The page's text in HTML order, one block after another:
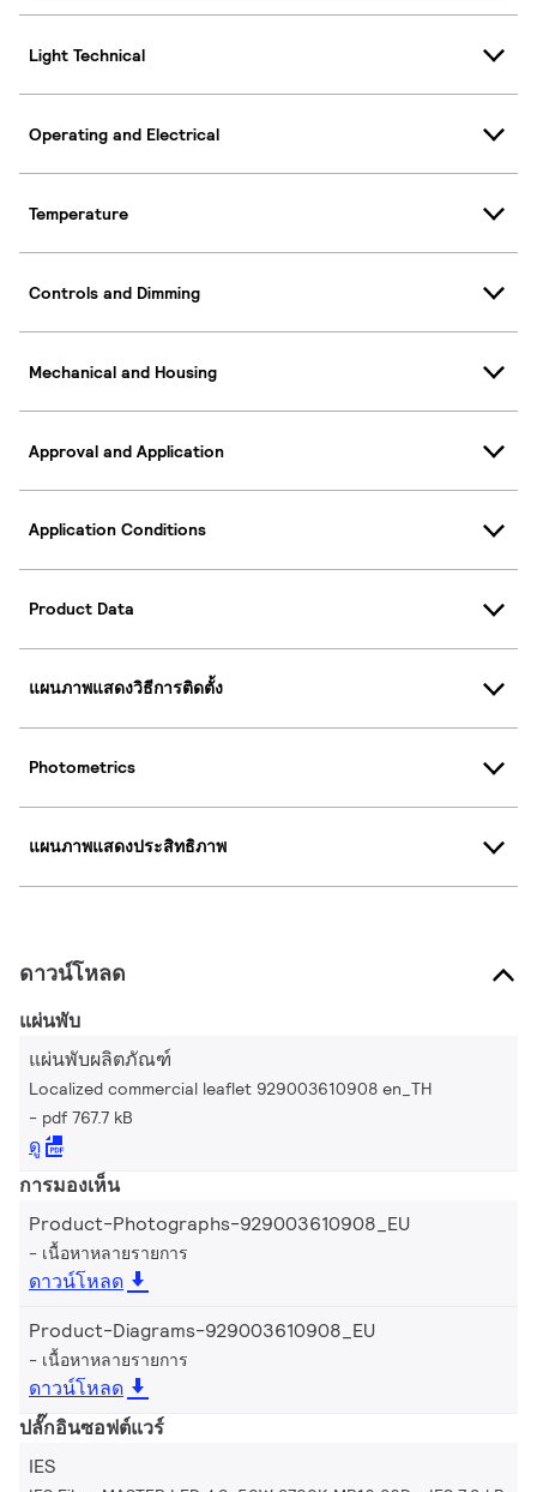
Light Technical
Operating and Electrical
Temperature
Controls and Dimming
Mechanical and Housing
Approval and Application
Application Conditions
Product Data
แผนภาพแสดงวิธีการติดตั้ง
Photometrics
แผนภาพแสดงประสิทธิภาพ
ดาวน์โหลด
แผ่นพับ
แผ่นพับผลิตภัณฑ์
Localized commercial leaflet 929003610908 en_TH
pdf 767.7 kB
ดู
การมองเห็น
Product-Photographs-929003610908_EU
เนื้อหาหลายรายการ
ดาวน์โหลด
Product-Diagrams-929003610908_EU
เนื้อหาหลายรายการ
ดาวน์โหลด
ปลั๊กอินซอฟต์แวร์
IES